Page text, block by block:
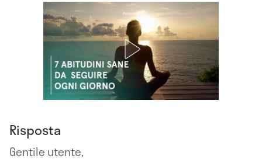
Risposta
Gentile utente,